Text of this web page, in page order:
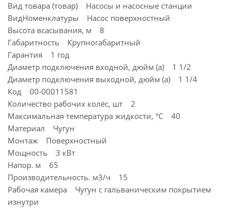
Вид товара (товар) Насосы и насосные станции
ВидНоменклатуры Насос поверхностный
Высота всасывания, м 8
Габаритность Крупногабаритный
Гарантия 1 год
Диаметр подключения входной, дюйм (а) 1 1/2
Диаметр подключения выходной, дюйм (а) 1 1/4
Код 00-00011581
Количество рабочих колёс, шт 2
Максимальная температура жидкости, °С 40
Материал Чугун
Монтаж Поверхностный
Мощность 3 кВт
Напор. м 65
Производительность. м3/ч 15
Рабочая камера Чугун с гальваническим покрытием
изнутри